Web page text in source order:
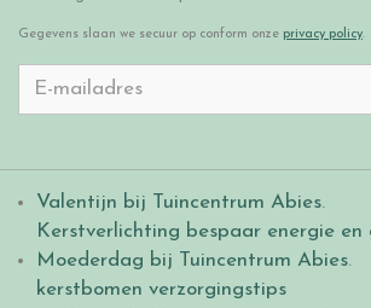
Gegevens slaan we secuur op conform onze privacy policy.
Valentijn bij Tuincentrum Abies
Kerstverlichting bespaar energie en
Moederdag bij Tuincentrum Abies
kerstbomen verzorgingstips